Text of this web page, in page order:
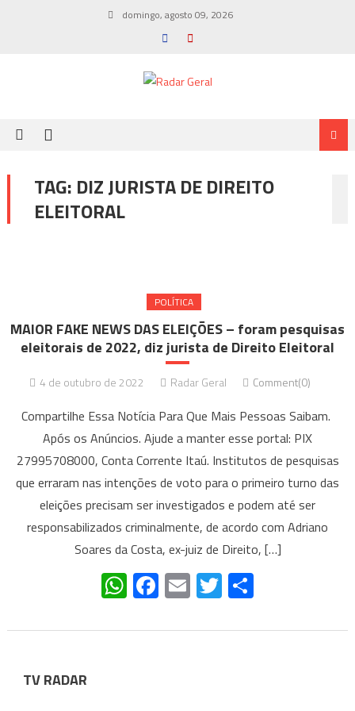
domingo, agosto 09, 2026
TAG: DIZ JURISTA DE DIREITO
ELEITORAL
POLÍTICA
MAIOR FAKE NEWS DAS ELEIÇÕES – foram pesquisas
eleitorais de 2022, diz jurista de Direito Eleitoral
4 de outubro de 2022 Radar Geral Comment(0)
Compartilhe Essa Notícia Para Que Mais Pessoas Saibam.
Após os Anúncios. Ajude a manter esse portal: PIX
27995708000, Conta Corrente Itaú. Institutos de pesquisas
que erraram nas intenções de voto para o primeiro turno das
eleições precisam ser investigados e podem até ser
responsabilizados criminalmente, de acordo com Adriano
Soares da Costa, ex-juiz de Direito, […]
WhatsApp
Facebook
EmailTwitter
TV RADAR